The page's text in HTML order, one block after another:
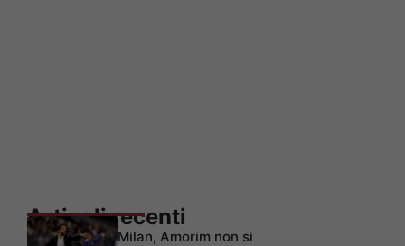
Articoli recenti
Milan, Amorim non si